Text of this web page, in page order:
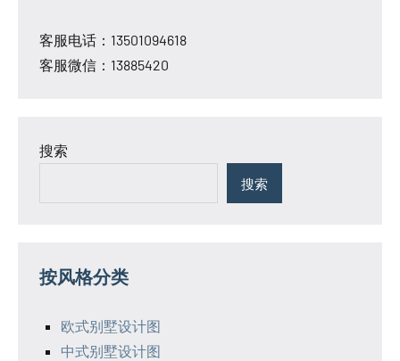
客服电话：13501094618
客服微信：13885420
搜索
搜索
按风格分类
欧式别墅设计图
中式别墅设计图